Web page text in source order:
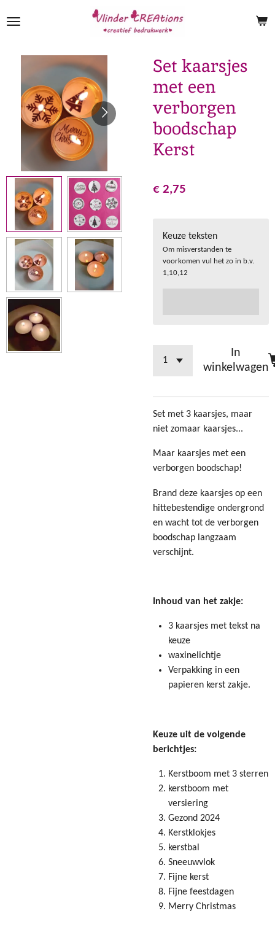
direct
Set kaarsjes
met een
verborgen
boodschap
Kerst
€ 2,75
Keuze teksten
Om misverstanden te
voorkomen vul het zo in b.v.
1,10,12
In
winkelwagen
Set met 3 kaarsjes, maar
niet zomaar kaarsjes...
Maar kaarsjes met een
verborgen boodschap!
Brand deze kaarsjes op een
hittebestendige ondergrond
en wacht tot de verborgen
boodschap langzaam
verschijnt.
Inhoud van het zakje:
3 kaarsjes met tekst na
keuze
waxinelichtje
Verpakking in een
papieren kerst zakje.
Keuze uit de volgende
berichtjes:
Kerstboom met 3 sterren
kerstboom met
versiering
Gezond 2024
Kerstklokjes
kerstbal
Sneeuwvlok
Fijne kerst
Fijne feestdagen
Merry Christmas